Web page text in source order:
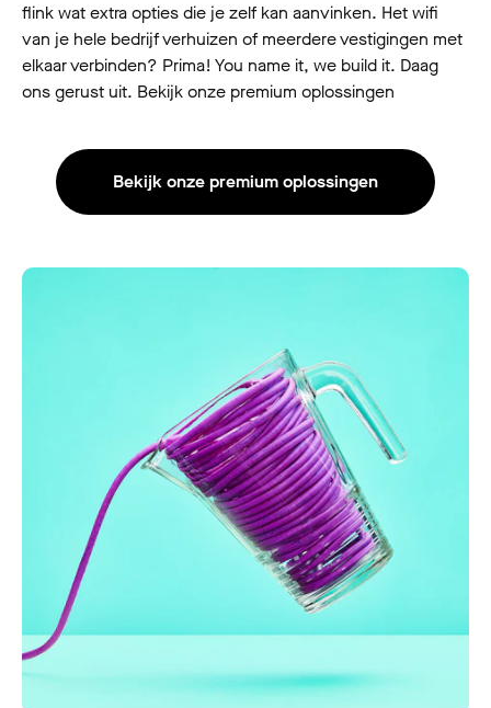
flink wat extra opties die je zelf kan aanvinken. Het wifi
van je hele bedrijf verhuizen of meerdere vestigingen met
elkaar verbinden? Prima! You name it, we build it. Daag
ons gerust uit. Bekijk onze premium oplossingen
Bekijk onze premium oplossingen